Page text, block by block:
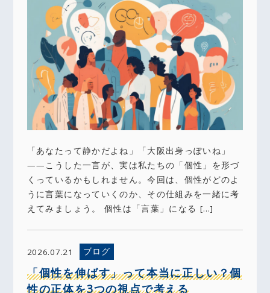
「あなたって静かだよね」「大阪出身っぽいね」
——こうした一言が、実は私たちの「個性」を形づ
くっているかもしれません。今回は、個性がどのよ
うに言葉になっていくのか、その仕組みを一緒に考
えてみましょう。 個性は「言葉」になる […]
2026.07.21 ブログ
「個性を伸ばす」って本当に正しい？個
性の正体を3つの視点で考える